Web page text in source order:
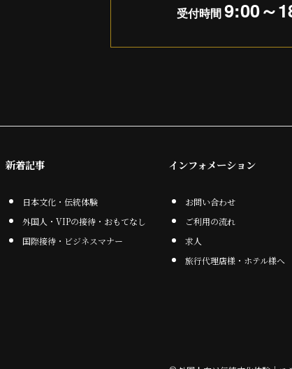
受付時間9:00～
新着記事
日本文化・伝統体験
外国人・VIPの接待・おもてなし
国際接待・ビジネスマナー
インフォメーション
お問い合わせ
ご利用の流れ
求人
旅行代理店様・ホテル様へ